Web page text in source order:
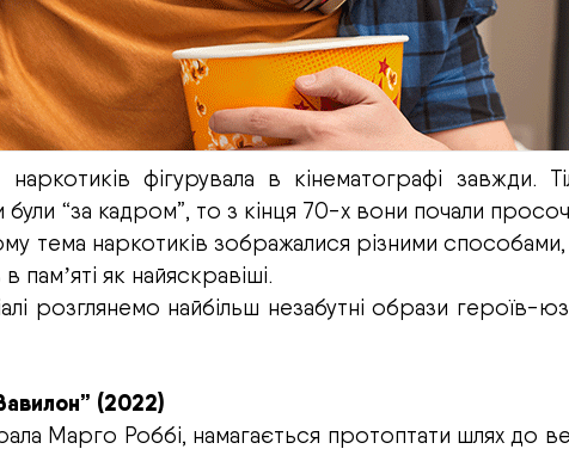
фігурувала в кінематографі завжди.
“за кадром”, то з кінця 70-х вони почали
тема наркотиків зображалися різними
в памʼяті як найяскравіші.
розглянемо найбільш незабутні образи героїв-
(2022)
Марго Роббі, намагається протоптати шлях до